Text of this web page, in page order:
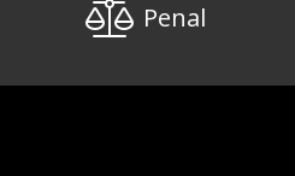
Penal